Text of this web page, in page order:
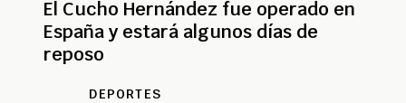
El Cucho Hernández fue operado en
España y estará algunos días de
reposo
DEPORTES